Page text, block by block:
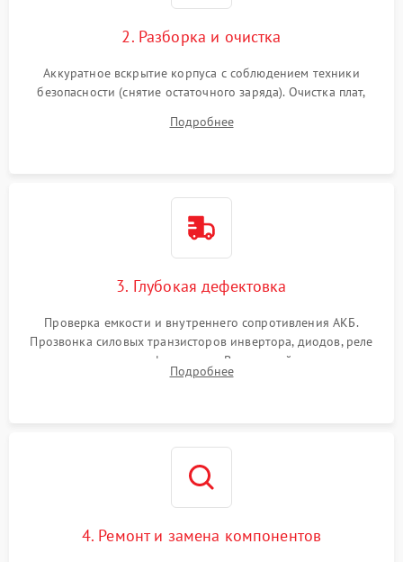
2. Разборка и очистка
Аккуратное вскрытие корпуса с соблюдением техники
безопасности (снятие остаточного заряда). Очистка плат,
и кистей для предотвращения перегрева и замыканий.
Подробнее
3. Глубокая дефектовка
Проверка емкости и внутреннего сопротивления АКБ.
Прозвонка силовых транзисторов инвертора, диодов, реле
переключения и трансформатора. Визуальный поиск вздутых
конденсаторов и прогаров на печатной плате.
Подробнее
4. Ремонт и замена компонентов